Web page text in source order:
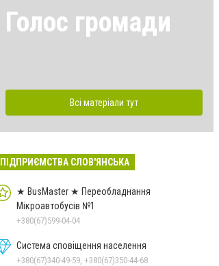
Голос громади
Всі матеріали тут
ПІДПРИЄМСТВА СЛОВ'ЯНСЬКА
★ BusMaster ★ Переобладнання
Мікроавтобусів №1
+380(67)599-04-04
Система сповіщення населення
+380(67)340-49-59, +380(67)350-44-68